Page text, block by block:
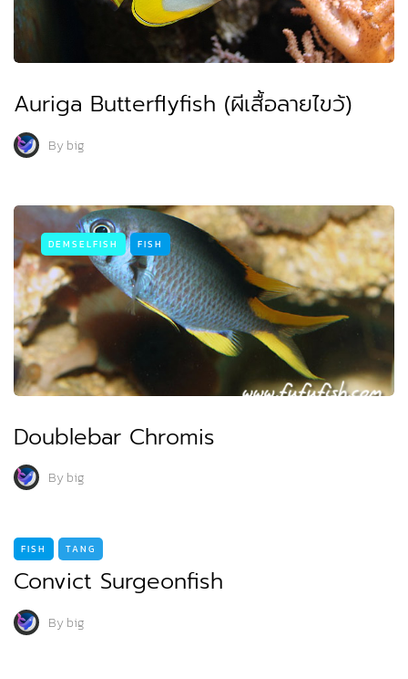
Auriga Butterflyfish (ผีเสื้อลายไขว้)
Bybig
DEMSELFISH FISH
Doublebar Chromis
Bybig
FISH TANG
Convict Surgeonfish
Bybig